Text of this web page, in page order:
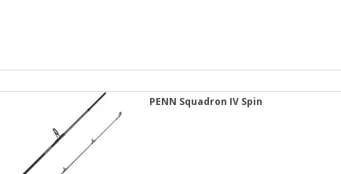
PENN Squadron IV Spin